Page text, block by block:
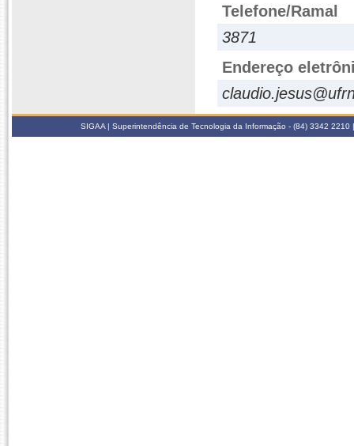
Telefone/Ramal
3871
Endereço
SIGAA | Superintendência de Tecnologia da Informação - (84) 3342